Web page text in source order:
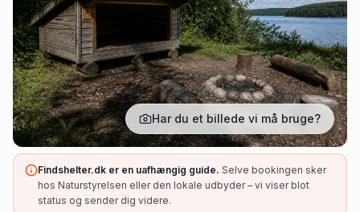
Har du et billede vi må bruge?
Findshelter.dk er en uafhængig guide. Selve bookingen sker
hos Naturstyrelsen eller den lokale udbyder – vi viser blot
status og sender dig videre.